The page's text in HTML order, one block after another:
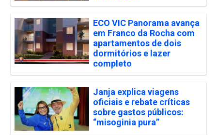
ECO VIC Panorama avança
em Franco da Rocha com
apartamentos de dois
dormitórios e lazer
completo
Janja explica viagens
oficiais e rebate críticas
sobre gastos públicos:
“misoginia pura”